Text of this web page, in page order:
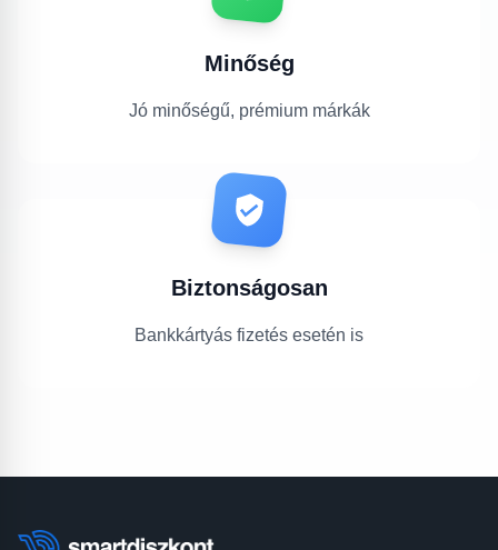
Minőség
Jó minőségű, prémium márkák
Biztonságosan
Bankkártyás fizetés esetén is